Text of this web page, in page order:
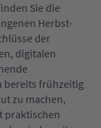
Sie die
Herbst-
der
digitalen
bereits frühzeitig
zu machen,
praktischen